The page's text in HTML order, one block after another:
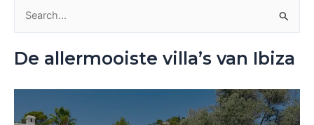
a
De allermooiste villa’s van Ibiza